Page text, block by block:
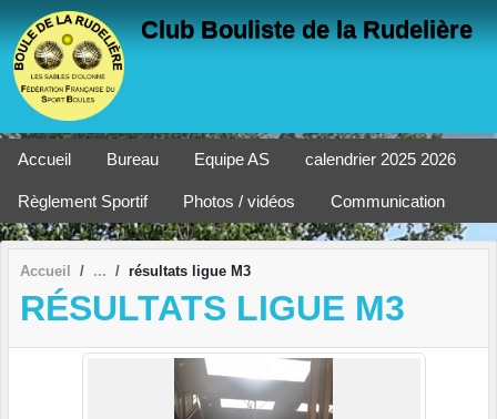
Club Bouliste de la Rudelière
Accueil Bureau Equipe AS calendrier 2025 2026
Règlement Sportif Photos / vidéos Communication
Accueil résultats ligue M3
RÉSULTATS LIGUE M3
Panneau de gestion des cookies